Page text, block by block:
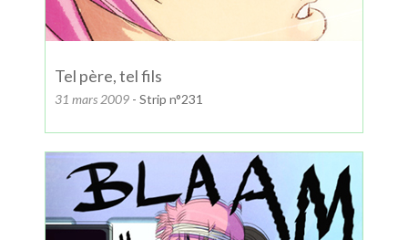
Tel père, tel fils
31 mars 2009 - Strip n°231